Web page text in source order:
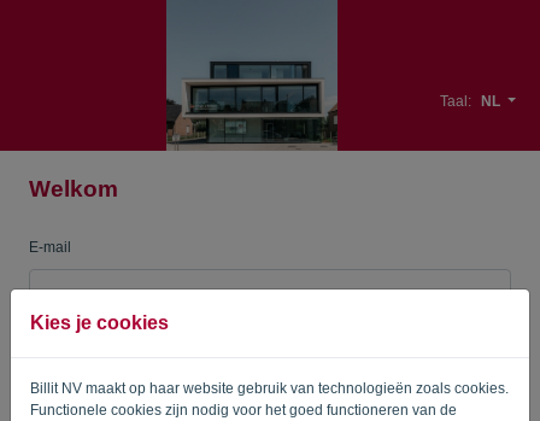
Kies je cookies
Billit NV maakt op haar website gebruik van technologieën zoals cookies.
Functionele cookies zijn nodig voor het goed functioneren van de
Taal: NL
Welkom
E-mail
Wachtwoord